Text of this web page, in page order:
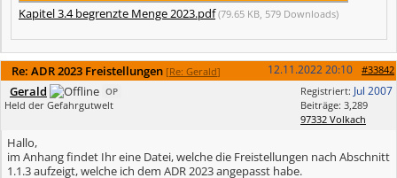
Kapitel 3.4 begrenzte Menge 2023.pdf (79.65 KB, 579 Downloads)
Re: ADR 2023 Freistellungen [Re: Gerald] #33842
12.11.202220:10
Registriert: Jul 2007
Beiträge: 3,289
97332 Volkach
Gerald OP
Held der Gefahrgutwelt
Hallo,
im Anhang findet Ihr eine Datei, welche die Freistellungen nach Abschnitt
1.1.3 aufzeigt, welche ich dem ADR 2023 angepasst habe.